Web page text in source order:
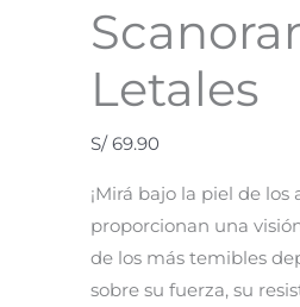
Letales
S/69.90
¡Mirá bajo la piel de
proporcionan una
de los más temibles
sobre su fuerza, su